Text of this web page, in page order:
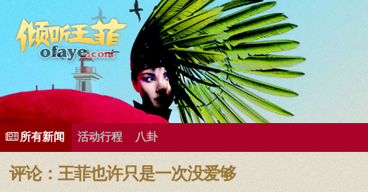
有歌曲专辑
王菲新闻王菲的精美图片王菲精彩视频王菲论坛给王菲留言用户中心王菲资料档案
所有新闻 活动行程 八卦
评论：王菲也许只是一次没爱够